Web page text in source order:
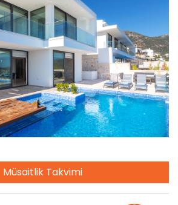
Rezervasyon
Müsaitlik Takvimi